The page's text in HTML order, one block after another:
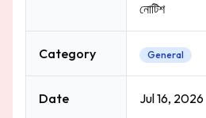
নোটিশ
Category General
Date Jul 16, 2026